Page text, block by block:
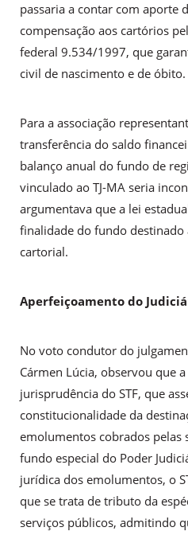
passaria a contar com aporte
compensação aos cartórios
federal 9.534/1997, que
civil de nascimento e de óbito.
Para a associação
transferência do saldo
balanço anual do fundo de
vinculado ao TJ-MA seria
argumentava que a lei
finalidade do fundo destinado
cartorial.
Aperfeiçoamento do
No voto condutor do
Cármen Lúcia, observou que
jurisprudência do STF, que
constitucionalidade da
emolumentos cobrados pelas
fundo especial do Poder
jurídica dos emolumentos, o
que se trata de tributo da
serviços públicos, admitindo